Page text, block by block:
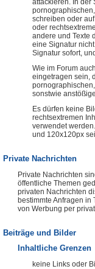
attackieren. In der
schreiben oder
oder
andere und Texte
eine Signatur
Signatur sofort,
Wie im Forum
eingetragen sein,
sonstwie
Es dürfen keine
rechtsextremen
verwendet
und 120x120px
Private Nachrichten
Private Nachrichten
öffentliche Themen
privaten Nachrichten
bestimmte Anfragen in
von Werbung per
Beiträge und Bilder
Inhaltliche Grenzen
keine Links oder